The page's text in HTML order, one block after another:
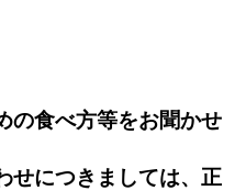
の食べ方等をお聞かせ
せにつきましては、正